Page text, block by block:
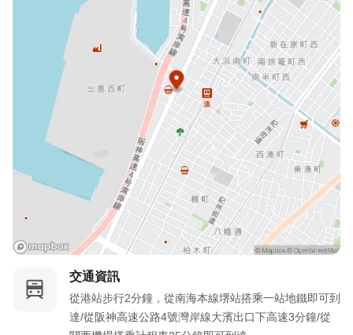
交通資訊
從港站步行2分鐘，從南海本線堺站搭乘一站地鐵即可到
達/從阪神高速公路4號灣岸線大濱出口下高速3分鐘/從